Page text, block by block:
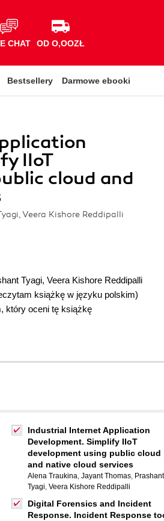
CHAT OD O,OOZŁ
Bestsellery Darmowe ebooki
IIoT
cloud and
Veera Kishore Reddipalli
Tyagi, Veera Kishore Reddipalli
książkę w języku polskim)
który oceni tę książkę
Industrial Internet Application
Development. Simplify IIoT
development using public cloud
and native cloud services
Alena Traukina, Jayant Thomas, Prashant
Tyagi, Veera Kishore Reddipalli
Digital Forensics and Incident
Response. Incident Response